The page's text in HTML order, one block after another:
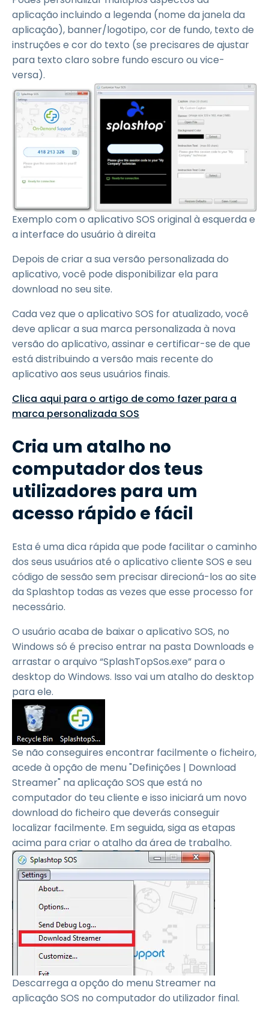
aplicação incluindo a legenda (nome da janela da
aplicação), banner/logotipo, cor de fundo, texto de
instruções e cor do texto (se precisares de ajustar
para texto claro sobre fundo escuro ou vice-
versa).
Exemplo com o aplicativo SOS original à esquerda e
a interface do usuário à direita
Depois de criar a sua versão personalizada do
aplicativo, você pode disponibilizar ela para
download no seu site.
Cada vez que o aplicativo SOS for atualizado, você
deve aplicar a sua marca personalizada à nova
versão do aplicativo, assinar e certificar-se de que
está distribuindo a versão mais recente do
aplicativo aos seus usuários finais.
Clica aqui para o artigo de como fazer para a
marca personalizada SOS
Cria um atalho no
computador dos teus
utilizadores para um
acesso rápido e fácil
Esta é uma dica rápida que pode facilitar o caminho
dos seus usuários até o aplicativo cliente SOS e seu
código de sessão sem precisar direcioná-los ao site
da Splashtop todas as vezes que esse processo for
necessário.
O usuário acaba de baixar o aplicativo SOS, no
Windows só é preciso entrar na pasta Downloads e
arrastar o arquivo “SplashTopSos.exe” para o
desktop do Windows. Isso vai um atalho do desktop
para ele.
Se não conseguires encontrar facilmente o ficheiro,
acede à opção de menu "Definições | Download
Streamer" na aplicação SOS que está no
computador do teu cliente e isso iniciará um novo
download do ficheiro que deverás conseguir
localizar facilmente. Em seguida, siga as etapas
acima para criar o atalho da área de trabalho.
Descarrega a opção do menu Streamer na
aplicação SOS no computador do utilizador final.